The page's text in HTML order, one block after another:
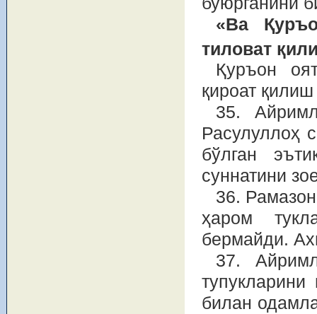
«Ва
тиловат
Қуръон
қироат
35.
Расулуллоҳ
бўлган
суннатини
36.
ҳаром
бермайди.
37.
билан